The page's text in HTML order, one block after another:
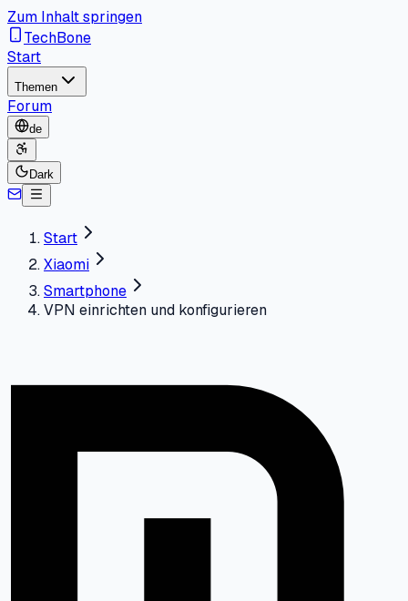
Zum Inhalt springen
TechBone
Start
Themen
Forum
de
Dark
Start
Xiaomi
Smartphone
VPN einrichten und konfigurieren